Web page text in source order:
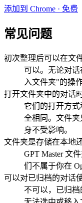
添加到 Chrome · 免费
常见问题
初次整理后可以在文
可以。无论对
入文件夹"的操
打开文件夹中的对话
它们的打开方式
全相同。文件
身不受影响。
文件夹是存储在本地
GPT Master 文
们不属于你在
可以对已归档的对话
不可以，已归